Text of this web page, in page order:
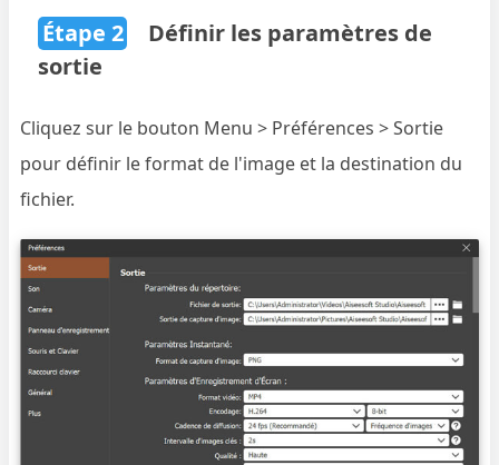
Étape 2
Définir les paramètres de
sortie
Cliquez sur le bouton Menu > Préférences > Sortie
pour définir le format de l'image et la destination du
fichier.